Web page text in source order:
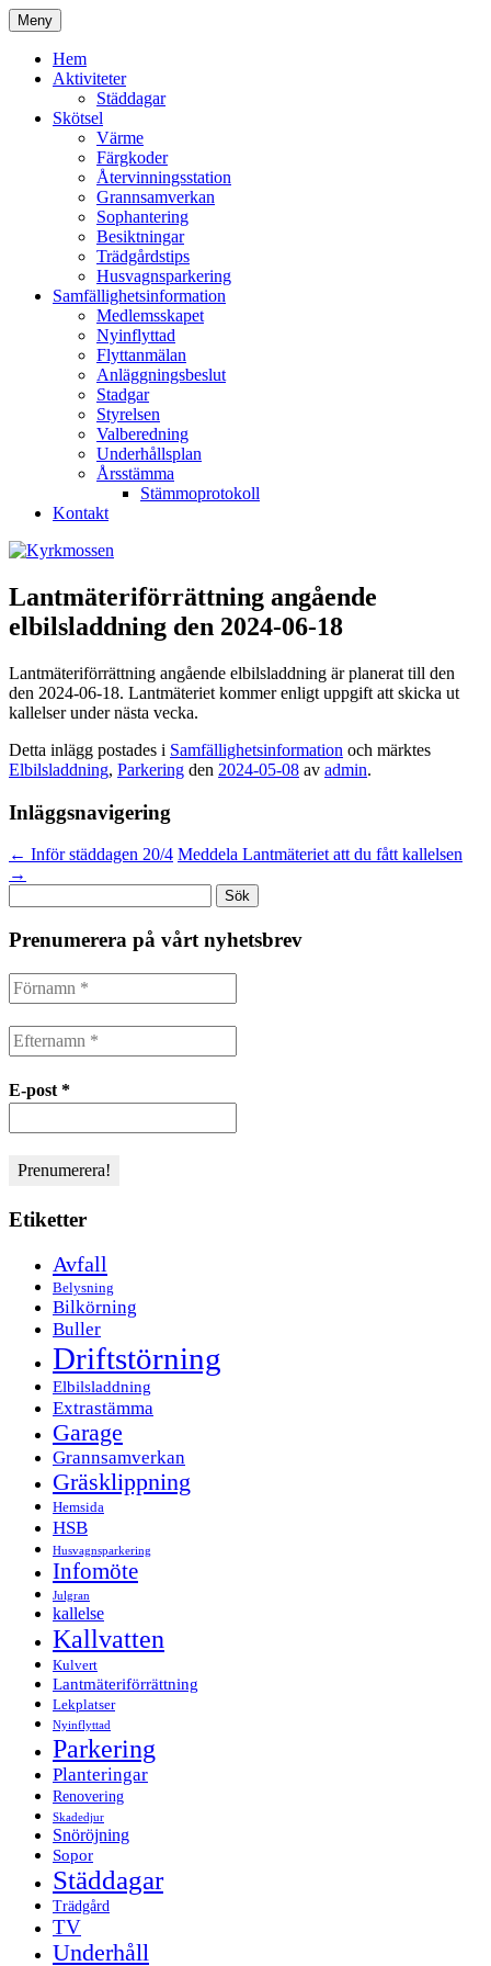
Hoppa
till
innehåll
Kyrkmossen
Meny
Hem
Aktiviteter
Städdagar
Skötsel
Värme
Färgkoder
Återvinningsstation
Grannsamverkan
Sophantering
Besiktningar
Trädgårdstips
Husvagnsparkering
Samfällighetsinformation
Medlemsskapet
Nyinflyttad
Flyttanmälan
Anläggningsbeslut
Stadgar
Styrelsen
Valberedning
Underhållsplan
Årsstämma
Stämmoprotokoll
Kontakt
Lantmäteriförrättning angående
elbilsladdning den 2024-06-18
Lantmäteriförrättning angående elbilsladdning är planerat till den
den 2024-06-18. Lantmäteriet kommer enligt uppgift att skicka ut
kallelser under nästa vecka.
Detta inlägg postades i Samfällighetsinformation och märktes
Elbilsladdning, Parkering den 2024-05-08 av admin.
Inläggsnavigering
← Inför städdagen 20/4 Meddela Lantmäteriet att du fått kallelsen
→
efter:
Prenumerera på vårt nyhetsbrev
E-post *
Etiketter
Avfall
Belysning
Bilkörning
Buller
Driftstörning
Elbilsladdning
Extrastämma
Garage
Grannsamverkan
Gräsklippning
Hemsida
HSB
Husvagnsparkering
Infomöte
Julgran
kallelse
Kallvatten
Kulvert
Lantmäteriförrättning
Lekplatser
Nyinflyttad
Parkering
Planteringar
Renovering
Skadedjur
Snöröjning
Sopor
Städdagar
Trädgård
TV
Underhåll